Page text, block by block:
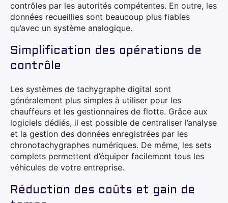
contrôles par les autorités compétentes. En outre, les
données recueillies sont beaucoup plus fiables
qu’avec un système analogique.
Simplification des opérations de
contrôle
Les systèmes de tachygraphe digital sont
généralement plus simples à utiliser pour les
chauffeurs et les gestionnaires de flotte. Grâce aux
logiciels dédiés, il est possible de centraliser l’analyse
et la gestion des données enregistrées par les
chronotachygraphes numériques. De même, les sets
complets permettent d’équiper facilement tous les
véhicules de votre entreprise.
Réduction des coûts et gain de